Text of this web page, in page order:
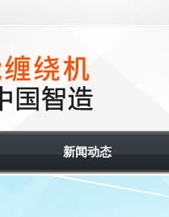
新闻动态